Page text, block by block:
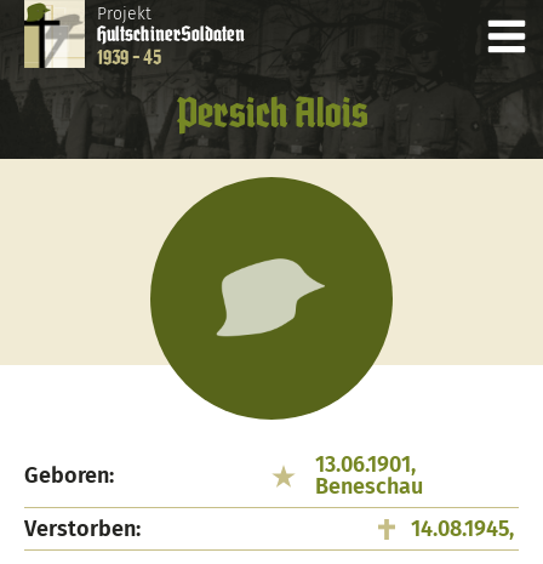
Projekt
HultschinerSoldaten
1939 - 45
Persich Alois
Geboren:
13.06.1901,
Beneschau
Verstorben:
14.08.1945,